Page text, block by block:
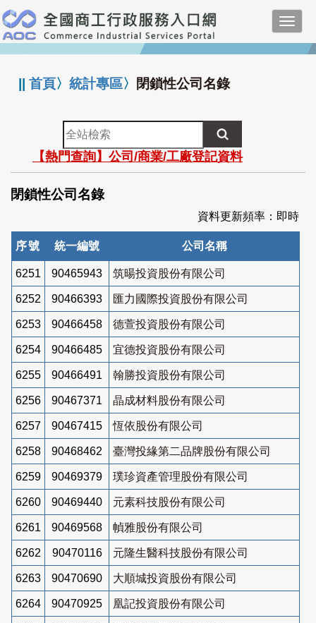
跳
到
主
要
:::
||首頁〉統計專區〉 閉鎖性公司名錄
全
站
檢
索
【熱門查詢】公司/商業/工廠登記資料
閉鎖性公司名錄
資料更新頻率：即時
序號 統一編號 公司名稱
6251 90465943 筑暘投資股份有限公司
6252 90466393 匯力國際投資股份有限公司
6253 90466458 德萱投資股份有限公司
6254 90466485 宜德投資股份有限公司
6255 90466491 翰勝投資股份有限公司
6256 90467371 晶成材料股份有限公司
6257 90467415 恆依股份有限公司
6258 90468462 臺灣投緣第二品牌股份有限公司
6259 90469379 璞珍資產管理股份有限公司
6260 90469440 元素科技股份有限公司
6261 90469568 幀雅股份有限公司
6262 90470116 元隆生醫科技股份有限公司
6263 90470690 大順城投資股份有限公司
6264 90470925 凰記投資股份有限公司